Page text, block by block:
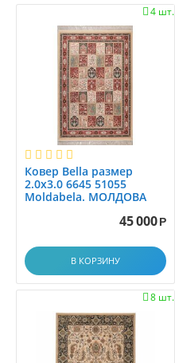
1.45x2.0
1.45x2.5
1.4x1.4
1.4x1.5
1.4x1.9
1.4x17.9
1.4x2
1.4x2.0
1.4x2.1
1.4x2.5
1.4x3.5
1.4x4.0
1.4x5.0
1.4x5.5
4 шт.

Ковер Bella размер
2.0x3.0 6645 51055
Moldabela. МОЛДОВА
45 000 Р
В КОРЗИНУ
8 шт.
